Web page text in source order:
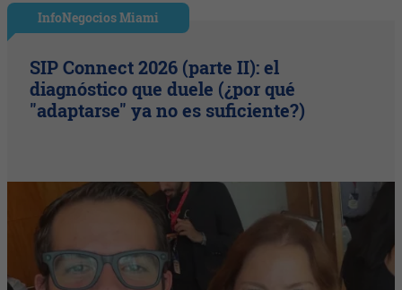
InfoNegocios Miami
SIP Connect 2026 (parte II): el
diagnóstico que duele (¿por qué
"adaptarse" ya no es suficiente?)